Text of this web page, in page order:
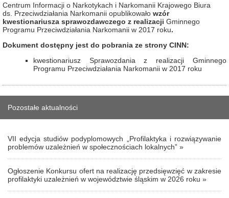
Centrum Informacji o Narkotykach i Narkomanii Krajowego Biura
ds. Przeciwdziałania Narkomanii opublikowało wzór
kwestionariusza sprawozdawczego z realizacji Gminnego
Programu Przeciwdziałania Narkomanii w 2017 roku.
Dokument dostępny jest do pobrania ze strony CINN:
kwestionariusz Sprawozdania z realizacji Gminnego
Programu Przeciwdziałania Narkomanii w 2017 roku
Pozostałe aktualności
VII edycja studiów podyplomowych „Profilaktyka i rozwiązywanie
problemów uzależnień w społecznościach lokalnych” »
Ogłoszenie Konkursu ofert na realizację przedsięwzięć w zakresie
profilaktyki uzależnień w województwie śląskim w 2026 roku »